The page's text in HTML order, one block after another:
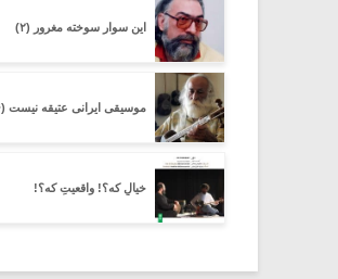
این سوار سوخته مغرور (۲)
موسیقی ایرانی عتیقه نیست (۶)
خیالِ که؟! واقعیتِ که؟!